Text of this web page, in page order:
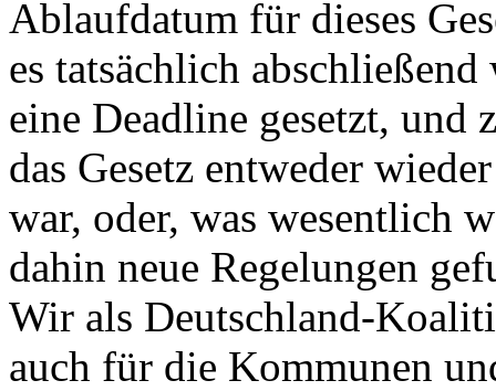
Ablaufdatum für dieses
es tatsächlich
eine Deadline gesetzt, und
das Gesetz entweder
war, oder, was wesentlich
dahin neue Regelungen
Wir als Deutschland-
auch für die Kommunen